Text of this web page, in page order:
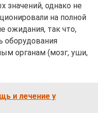
значений, однако не
на полной
ожидания, так что,
оборудования
органам (мозг, уши,
и лечение у